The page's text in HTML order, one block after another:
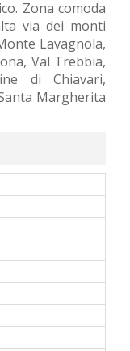
Zona comoda
via dei monti
Lavagnola,
Val Trebbia,
di Chiavari,
Margherita